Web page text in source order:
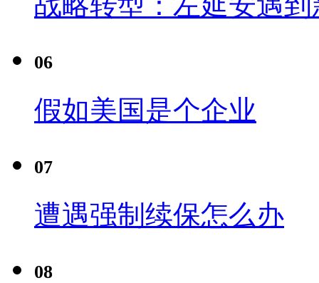
06
假如美国是个企业
07
遭遇强制续保怎么办
08